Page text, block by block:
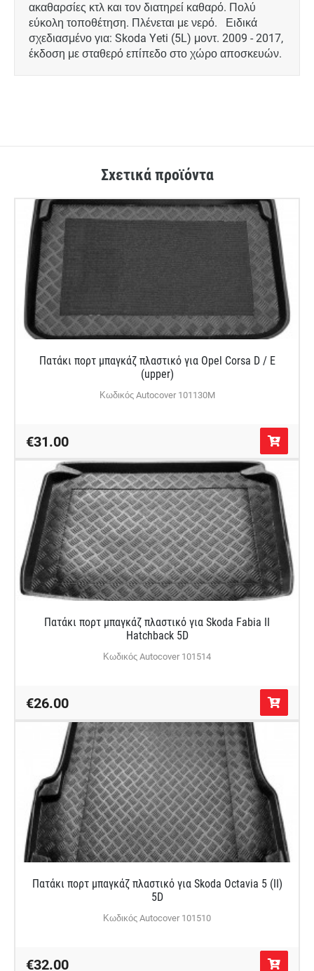
ακαθαρσίες κτλ και τον διατηρεί καθαρό. Πολύ
εύκολη τοποθέτηση. Πλένεται με νερό. Ειδικά
σχεδιασμένο για: Skoda Yeti (5L) μοντ. 2009 - 2017,
έκδοση με σταθερό επίπεδο στο χώρο αποσκευών.
Σχετικά προϊόντα
Πατάκι πορτ μπαγκάζ πλαστικό για Opel Corsa D / E
(upper)
Κωδικός Autocover 101130M
€31.00
Πατάκι πορτ μπαγκάζ πλαστικό για Skoda Fabia II
Hatchback 5D
Κωδικός Autocover 101514
€26.00
Πατάκι πορτ μπαγκάζ πλαστικό για Skoda Octavia 5 (II)
5D
Κωδικός Autocover 101510
€32.00